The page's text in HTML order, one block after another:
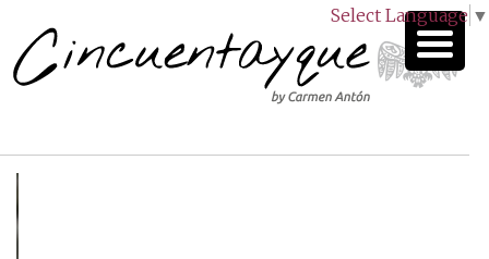
Select Language ▼